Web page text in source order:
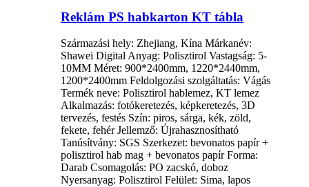
Reklám PS habkarton KT tábla
Származási hely: Zhejiang, Kína Márkanév:
Shawei Digital Anyag: Polisztirol Vastagság: 5-
10MM Méret: 900*2400mm, 1220*2440mm,
1200*2400mm Feldolgozási szolgáltatás: Vágás
Termék neve: Polisztirol hablemez, KT lemez
Alkalmazás: fotókeretezés, képkeretezés, 3D
tervezés, festés Szín: piros, sárga, kék, zöld,
fekete, fehér Jellemző: Újrahasznosítható
Tanúsítvány: SGS Szerkezet: bevonatos papír +
polisztirol hab mag + bevonatos papír Forma:
Darab Csomagolás: PO zacskó, doboz
Nyersanyag: Polisztirol Felület: Sima, lapos